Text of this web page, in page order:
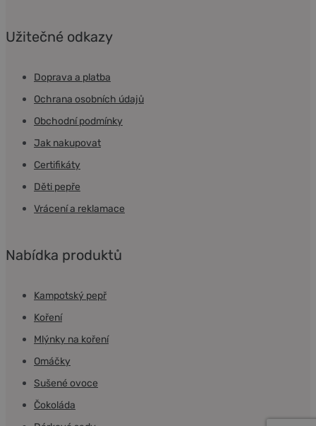
Užitečné odkazy
Doprava a platba
Ochrana osobních údajů
Obchodní podmínky
Jak nakupovat
Certifikáty
Děti pepře
Vrácení a reklamace
Nabídka produktů
Kampotský pepř
Koření
Mlýnky na koření
Omáčky
Sušené ovoce
Čokoláda